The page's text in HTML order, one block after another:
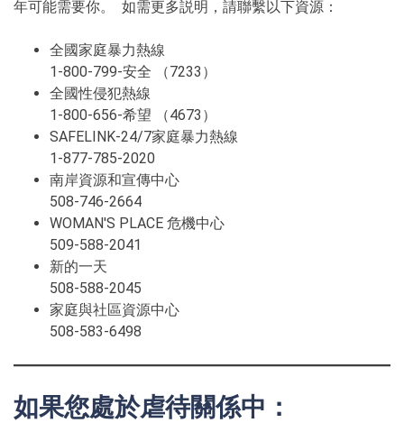
年可能需要你。 如需更多説明，請聯繫以下資源：
全國家庭暴力熱線
1-800-799-安全 （7233）
全國性侵犯熱線
1-800-656-希望 （4673）
SAFELINK-24/7家庭暴力熱線
1-877-785-2020
南岸資源和宣傳中心
508-746-2664
WOMAN'S PLACE 危機中心
509-588-2041
新的一天
508-588-2045
家庭與社區資源中心
508-583-6498
如果您處於虐待關係中：